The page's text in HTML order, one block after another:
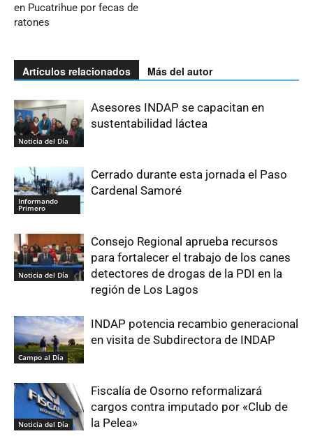
en Pucatrihue por fecas de
ratones
Artículos relacionados Más del autor
Noticia del Día
Asesores INDAP se capacitan en
sustentabilidad láctea
Informando
Primero
Cerrado durante esta jornada el Paso
Cardenal Samoré
Noticia del Día
Consejo Regional aprueba recursos
para fortalecer el trabajo de los canes
detectores de drogas de la PDI en la
región de Los Lagos
Campo al Día
INDAP potencia recambio generacional
en visita de Subdirectora de INDAP
Noticia del Día
Fiscalía de Osorno reformalizará
cargos contra imputado por «Club de
la Pelea»